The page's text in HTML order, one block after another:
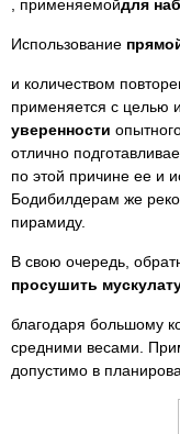
, применяемойдля
Использование
и количеством
применяется с целью
уверенности
отлично
по этой причине ее и
Бодибилдерам же
пирамиду.
В свою очередь,
просушить
благодаря большому
средними весами.
допустимо в